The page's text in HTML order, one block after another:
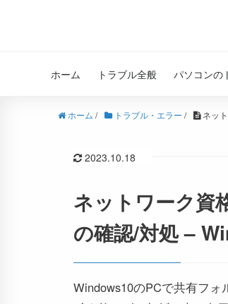
ホーム トラブル全般 パソコンの
ホーム / トラブル・エラー / ネッ
2023.10.18
ネットワーク資
の確認/対処 –
Windows10のPCで共有フォ